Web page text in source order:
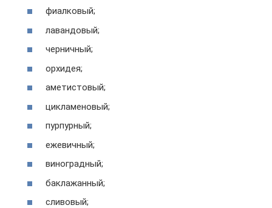
фиалковый;
лавандовый;
черничный;
орхидея;
аметистовый;
цикламеновый;
пурпурный;
ежевичный;
виноградный;
баклажанный;
сливовый;